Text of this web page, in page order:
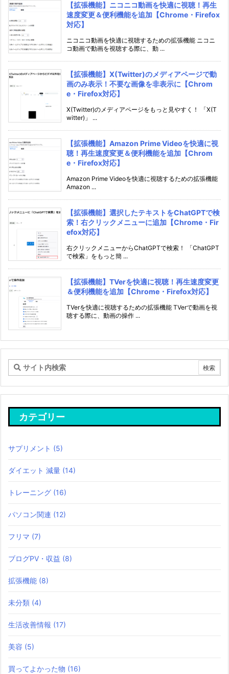
【拡張機能】ニコニコ動画を快適に視聴！再生
速度変更＆便利機能を追加【Chrome・Firefox
対応】
ニコニコ動画を快適に視聴するための拡張機能 ニコニ
コ動画で動画を視聴する際に、動 ...
【拡張機能】X(Twitter)のメディアページで動
画のみ表示！不要な画像を非表示に【Chrom
e・Firefox対応】
X(Twitter)のメディアページをもっと見やすく！ 「X(T
witter)」 ...
【拡張機能】Amazon Prime Videoを快適に視
聴！再生速度変更＆便利機能を追加【Chrom
e・Firefox対応】
Amazon Prime Videoを快適に視聴するための拡張機能
Amazon ...
【拡張機能】選択したテキストをChatGPTで検
索！右クリックメニューに追加【Chrome・Fir
efox対応】
右クリックメニューからChatGPTで検索！ 「ChatGPT
で検索」をもっと簡 ...
【拡張機能】TVerを快適に視聴！再生速度変更
＆便利機能を追加【Chrome・Firefox対応】
TVerを快適に視聴するための拡張機能 TVerで動画を視
聴する際に、動画の操作 ...
カテゴリー
サプリメント (5)
ダイエット 減量 (14)
トレーニング (16)
パソコン関連 (12)
フリマ (7)
ブログPV・収益 (8)
拡張機能 (8)
未分類 (4)
生活改善情報 (17)
美容 (5)
買ってよかった物 (16)